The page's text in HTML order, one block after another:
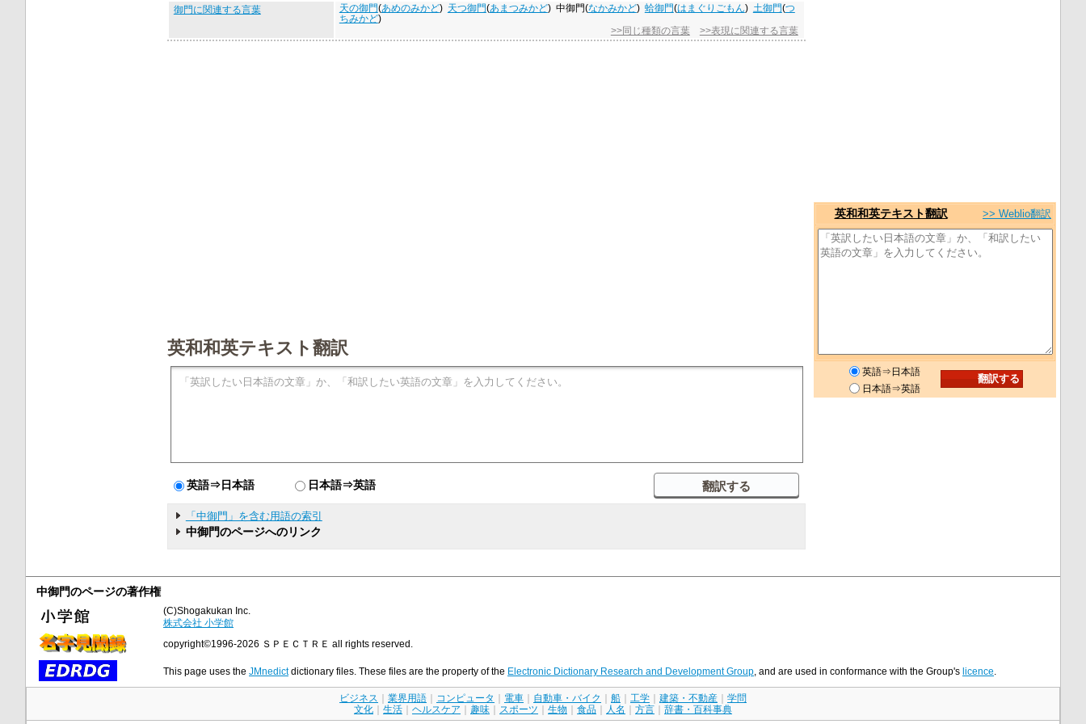
御門に関連する言葉 天の御門(あめのみかど) 天つ御門(あまつみかど)中御門(なかみかど) 蛤御門(はまぐりごもん) 土御門(つ
ちみかど)
>>同じ種類の言葉
>>表現に関連する言葉
英和和英テキスト翻訳
英語⇒日本語 日本語⇒英語
「中御門」を含む用語の索引
中御門のページへのリンク
英和和英テキスト翻訳 >> Weblio翻訳
英語⇒日本語
日本語⇒英語
中御門のページの著作権
(C)Shogakukan Inc.
株式会社 小学館
copyright©1996-2026 ＳＰＥＣＴＲＥ all rights reserved.
This page uses the JMnedictdictionary files. These files are the property of the Electronic Dictionary Research and Development Group , and are used in conformance with the Group's licence
ビジネス 業界用語 コンピュータ 電車 自動車・バイク 船 工学 建築・不動産
学問
文化
生活 ヘルスケア 趣味 スポーツ 生物 食品 人名 方言 辞書・百科事典